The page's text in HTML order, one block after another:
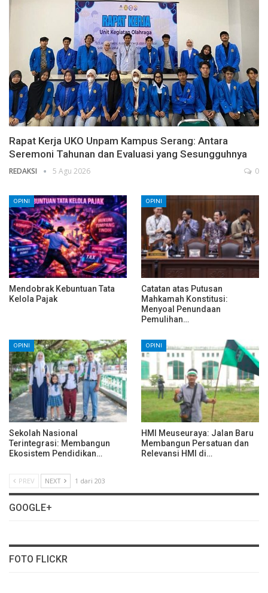
Rapat Kerja UKO Unpam Kampus Serang: Antara
Seremoni Tahunan dan Evaluasi yang Sesungguhnya
REDAKSI 5 Agu 2026 0
OPINI
Mendobrak Kebuntuan Tata
Kelola Pajak
OPINI
Catatan atas Putusan
Mahkamah Konstitusi:
Menyoal Penundaan
Pemulihan…
OPINI
Sekolah Nasional
Terintegrasi: Membangun
Ekosistem Pendidikan…
OPINI
HMI Meuseuraya: Jalan Baru
Membangun Persatuan dan
Relevansi HMI di…
PREV NEXT 1 dari 203
GOOGLE+
FOTO FLICKR